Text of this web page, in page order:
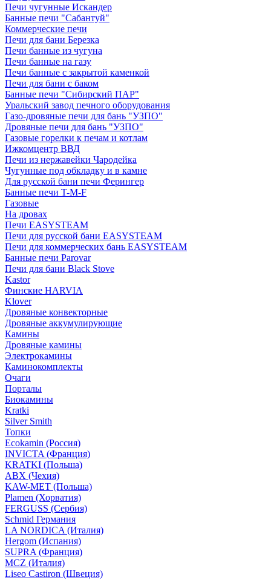
Печи чугунные Искандер
Банные печи "Сабантуй"
Коммерческие печи
Печи для бани Березка
Печи банные из чугуна
Печи банные на газу
Печи банные с закрытой каменкой
Печи для бани с баком
Банные печи "Сибирский ПАР"
Уральский завод печного оборудования
Газо-дровяные печи для бань "УЗПО"
Дровяные печи для бань "УЗПО"
Газовые горелки к печам и котлам
Ижкомцентр ВВД
Печи из нержавейки Чародейка
Чугунные под обкладку и в камне
Для русской бани печи Ферингер
Банные печи T-M-F
Газовые
На дровах
Печи EASYSTEAM
Печи для русской бани EASYSTEAM
Печи для коммерческих бань EASYSTEAM
Банные печи Parovar
Печи для бани Black Stove
Kastor
Финские HARVIA
Klover
Дровяные конвекторные
Дровяные аккумулирующие
Камины
Дровяные камины
Электрокамины
Каминокомплекты
Очаги
Порталы
Биокамины
Kratki
Silver Smith
Топки
Ecokamin (Россия)
INVICTA (Франция)
KRATKI (Польша)
ABX (Чехия)
KAW-MET (Польша)
Plamen (Хорватия)
FERGUSS (Сербия)
Schmid Германия
LA NORDICA (Италия)
Hergom (Испания)
SUPRA (Франция)
MCZ (Италия)
Liseo Castiron (Швеция)